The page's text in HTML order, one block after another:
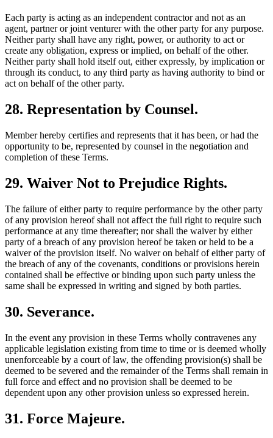
Each party is acting as an independent contractor and not as an
agent, partner or joint venturer with the other party for any purpose.
Neither party shall have any right, power, or authority to act or
create any obligation, express or implied, on behalf of the other.
Neither party shall hold itself out, either expressly, by implication or
through its conduct, to any third party as having authority to bind or
act on behalf of the other party.
28. Representation by Counsel.
Member hereby certifies and represents that it has been, or had the
opportunity to be, represented by counsel in the negotiation and
completion of these Terms.
29. Waiver Not to Prejudice Rights.
The failure of either party to require performance by the other party
of any provision hereof shall not affect the full right to require such
performance at any time thereafter; nor shall the waiver by either
party of a breach of any provision hereof be taken or held to be a
waiver of the provision itself. No waiver on behalf of either party of
the breach of any of the covenants, conditions or provisions herein
contained shall be effective or binding upon such party unless the
same shall be expressed in writing and signed by both parties.
30. Severance.
In the event any provision in these Terms wholly contravenes any
applicable legislation existing from time to time or is deemed wholly
unenforceable by a court of law, the offending provision(s) shall be
deemed to be severed and the remainder of the Terms shall remain in
full force and effect and no provision shall be deemed to be
dependent upon any other provision unless so expressed herein.
31. Force Majeure.